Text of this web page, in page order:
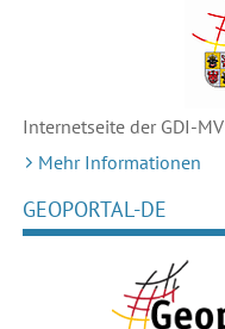
Internetseite der GDI-MV
Mehr Informationen
GEOPORTAL-DE